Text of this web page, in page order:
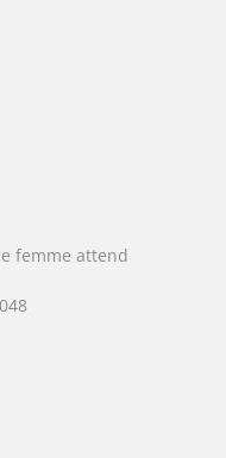
femme attend